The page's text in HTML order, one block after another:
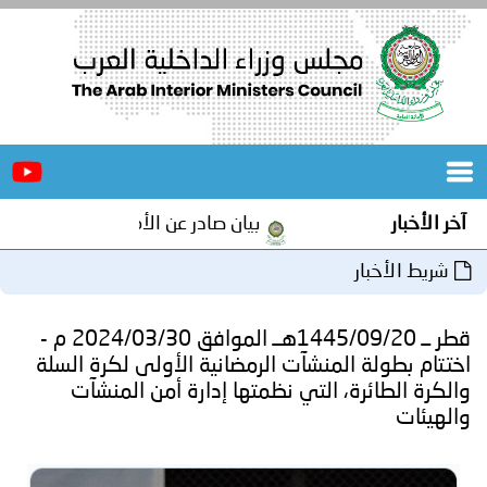
الرئيسية
المكاتب
المجلس
مؤتمرات
وجهود
آخر الأخبار بيان صادر عن الأمانة العامة لمجلس
شريط الأخبار
قطر ــ 1445/09/20هــ الموافق 2024/03/30 م -
اختتام بطولة المنشآت الرمضانية الأولى لكرة السلة
والكرة الطائرة، التي نظمتها إدارة أمن المنشآت
والهيئات